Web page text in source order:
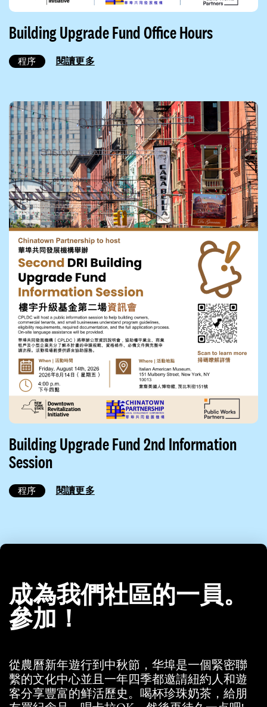
Building Upgrade Fund Office Hours
程序 閱讀更多
Building Upgrade Fund 2nd Information
Session
程序 閱讀更多
成為我們社區的一員。
參加！
從農曆新年遊行到中秋節，华埠是一個緊密聯
繫的文化中心並且一年四季都邀請紐約人和遊
客分享豐富的鲜活歷史。喝杯珍珠奶茶，給朋